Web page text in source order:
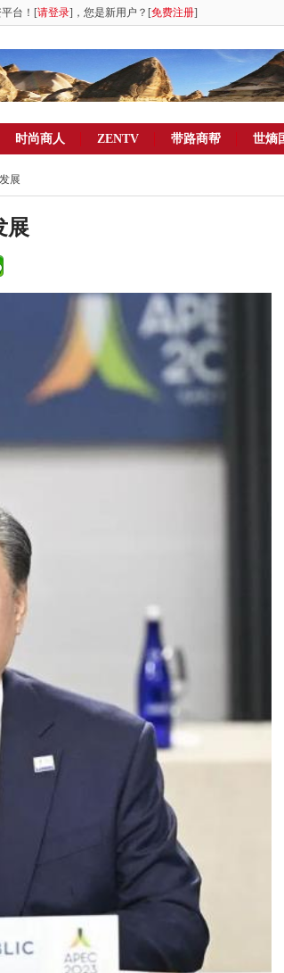
台！[请登录]，您是新用户？[免费注册]
时尚商人 ZENTV 带路商帮 世熵
展
展